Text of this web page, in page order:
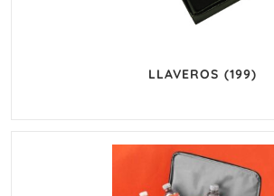
LLAVEROS (199)